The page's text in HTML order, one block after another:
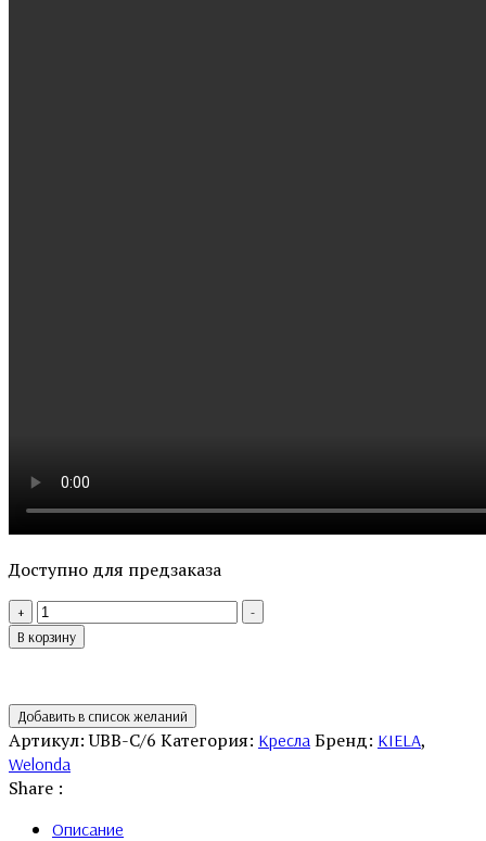
Доступно для предзаказа
+
Количество
товара
Barber
-
В корзину
Добавить в список желаний
Артикул:UBB-C/6 Категория: Кресла Бренд: KIELA,
Welonda
Share :
Описание